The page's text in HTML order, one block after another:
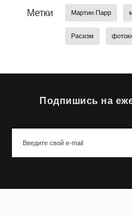
Метки Мартин Парр
Расизм
Подпишись на